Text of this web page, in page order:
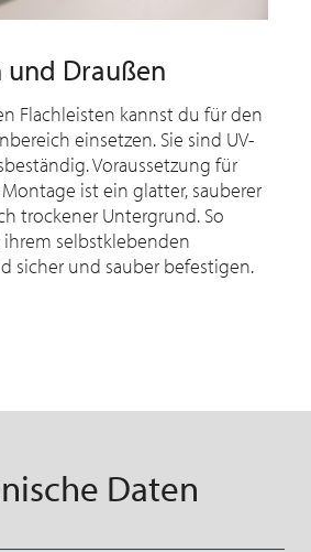
und Draußen
Flachleisten kannst du für den
einsetzen. Sie sind UV-
Voraussetzung für
ist ein glatter, sauberer
trockener Untergrund. So
selbstklebenden
sicher und sauber befestigen.
Daten